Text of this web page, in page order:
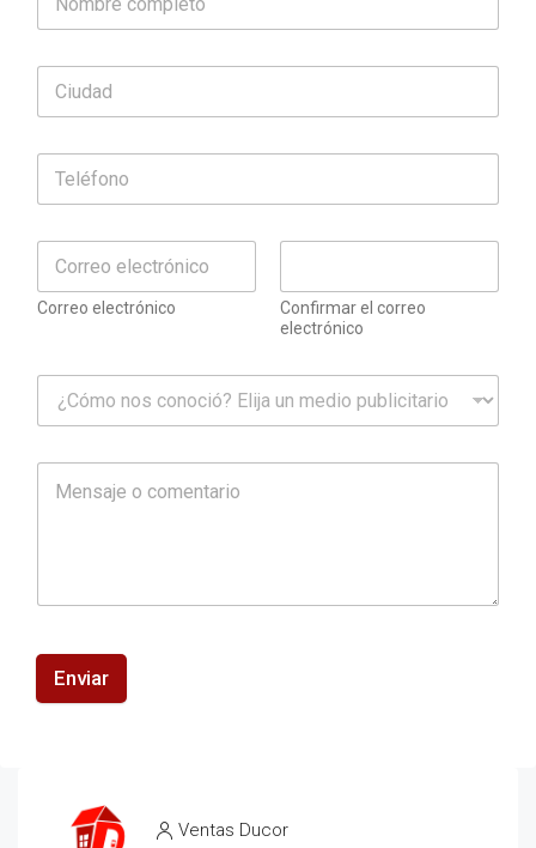
Correo electrónico
Confirmar el correo
electrónico
Enviar
Ventas Ducor